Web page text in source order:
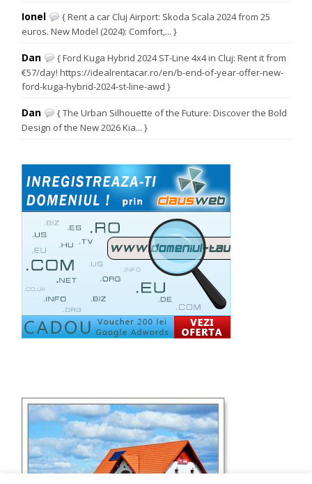
Ionel
{ Rent a car Cluj Airport: Skoda Scala 2024 from 25
euros. New Model (2024): Comfort,... }
Dan
{ Ford Kuga Hybrid 2024 ST-Line 4x4 in Cluj: Rent it from
€57/day! https://idealrentacar.ro/en/b-end-of-year-offer-new-
ford-kuga-hybrid-2024-st-line-awd }
Dan
{ The Urban Silhouette of the Future: Discover the Bold
Design of the New 2026 Kia... }